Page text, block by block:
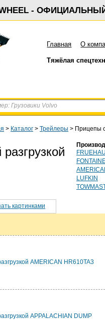
-
Главная О
Тяжёлая
> Каталог > Трейлеры > Прицепы
LUFKIN
картинками
AMERICAN HR610TA3
APPALACHIAN DUMP